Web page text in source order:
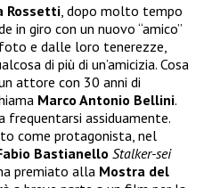
Rossetti , dopo molto tempo
in giro con un nuovo “amico”
e dalle loro tenerezze,
di più di un’amicizia. Cosa
attore con 30 anni di
Marco Antonio Bellini.
frequentarsi assiduamente.
come protagonista, nel
Bastianello Stalker-sei
premiato alla Mostra del